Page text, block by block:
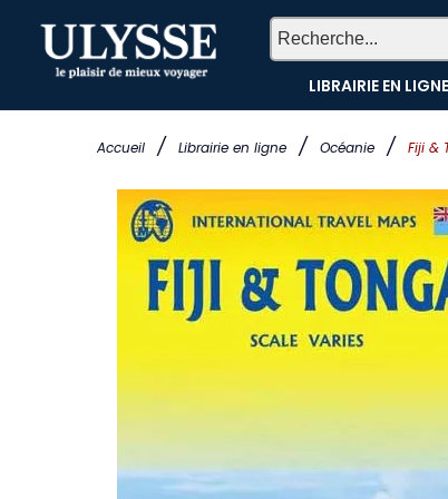
Accueil / Librairie en ligne / Océanie / Fiji &
LIBRAIRIE EN LIGNE